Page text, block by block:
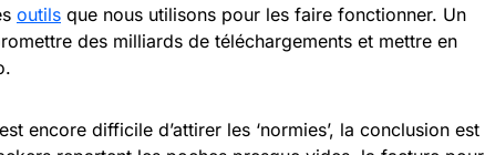
outils que nous utilisons pour les faire fonctionner. Un
des milliards de téléchargements et mettre en
encore difficile d’attirer les ‘normies’, la conclusion est